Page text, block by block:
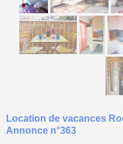
Location de vacances
Annonce n°363